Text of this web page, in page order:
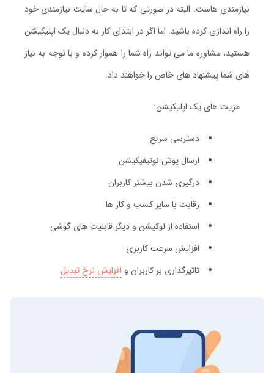
نیازمندی هاست. البته در صورتی که تا به حال سایت نیازمندی خود
را راه اندازی کرده باشید. اما اگر در ابتدای کار به دنبال یک اپلیکیشن
هستید، مشاوره ما می تواند راه شما را هموار کرده و با توجه به نیاز
های شما پیشنهاد های خاص را خواهند داد.
مزیت های یک اپلیکیشن:
دسترسی سریع
ارسال پوش نوتیفیکیشن
درگیری شدن بیشتر کاربران
رقابت با سایر کسب و کار ها
استفاده از لوکیشن و دیگر قابلیت های گوشی
افزایش سرعت کاربری
تاثیرگذاری بر کاربران و افزایش نرخ تبدیل